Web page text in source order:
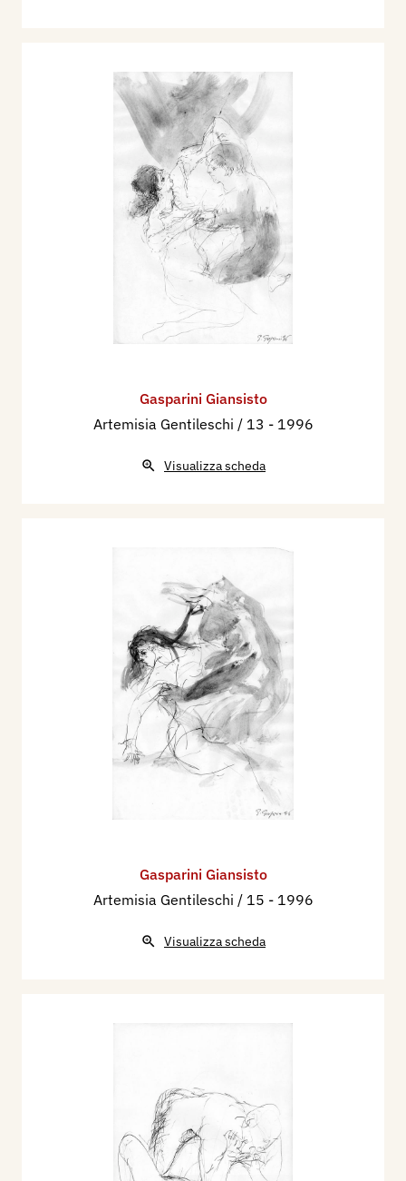
Gasparini Giansisto
Artemisia Gentileschi / 13 - 1996
Visualizza scheda
Gasparini Giansisto
Artemisia Gentileschi / 15 - 1996
Visualizza scheda